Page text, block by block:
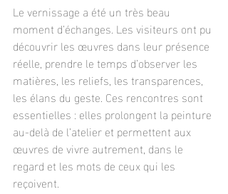
Le vernissage a été un très beau
moment d’échanges. Les visiteurs ont pu
découvrir les œuvres dans leur présence
réelle, prendre le temps d’observer les
matières, les reliefs, les transparences,
les élans du geste. Ces rencontres sont
essentielles : elles prolongent la peinture
au-delà de l’atelier et permettent aux
œuvres de vivre autrement, dans le
regard et les mots de ceux qui les
reçoivent.